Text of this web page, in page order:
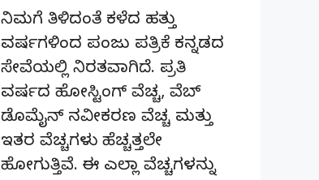
ನಿಮಗೆ ತಿಳಿದಂತೆ ಕಳೆದ ಹತ್ತು
ವರ್ಷಗಳಿಂದ ಪಂಜು ಪತ್ರಿಕೆ ಕನ್ನಡದ
ಸೇವೆಯಲ್ಲಿ ನಿರತವಾಗಿದೆ. ಪ್ರತಿ
ವರ್ಷದ ಹೋಸ್ಟಿಂಗ್‌ ವೆಚ್ಚ, ವೆಬ್‌
ಡೊಮೈನ್‌ ನವೀಕರಣ ವೆಚ್ಚ ಮತ್ತು
ಇತರ ವೆಚ್ಚಗಳು ಹೆಚ್ಚತ್ತಲೇ
ಹೋಗುತ್ತಿವೆ. ಈ ಎಲ್ಲಾ ವೆಚ್ಚಗಳನ್ನು